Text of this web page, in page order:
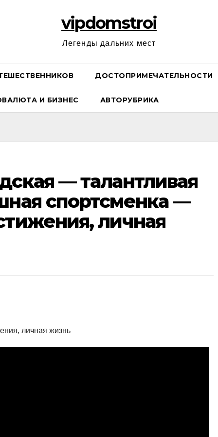
vipdomstroi
Легенды дальних мест
ДОСТОПРИМЕЧАТЕЛЬНОСТИ
И БИЗНЕС АВТОРУБРИКА
— талантливая
спортсменка —
личная